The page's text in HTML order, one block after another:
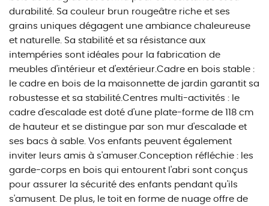
durabilité. Sa couleur brun rougeâtre riche et ses
grains uniques dégagent une ambiance chaleureuse
et naturelle. Sa stabilité et sa résistance aux
intempéries sont idéales pour la fabrication de
meubles d'intérieur et d'extérieur.Cadre en bois stable :
le cadre en bois de la maisonnette de jardin garantit sa
robustesse et sa stabilité.Centres multi-activités : le
cadre d'escalade est doté d'une plate-forme de 118 cm
de hauteur et se distingue par son mur d'escalade et
ses bacs à sable. Vos enfants peuvent également
inviter leurs amis à s'amuser.Conception réfléchie : les
garde-corps en bois qui entourent l'abri sont conçus
pour assurer la sécurité des enfants pendant qu'ils
s'amusent. De plus, le toit en forme de nuage offre de